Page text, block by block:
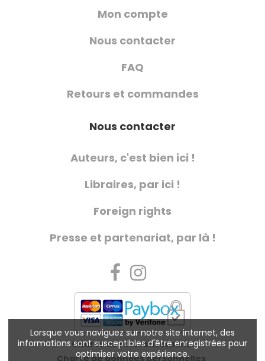
Lorsque vous naviguez sur notre site internet, des
informations sont susceptibles d'être enregistrées pour
optimiser votre expérience.
Mon compte
Nous contacter
FAQ
Retours et commandes
Nous contacter
Auteurs, c'est bien ici !
Libraires, par ici !
Foreign rights
Presse et partenariat, par là !
Charte de référencement
Charte de données personnelles